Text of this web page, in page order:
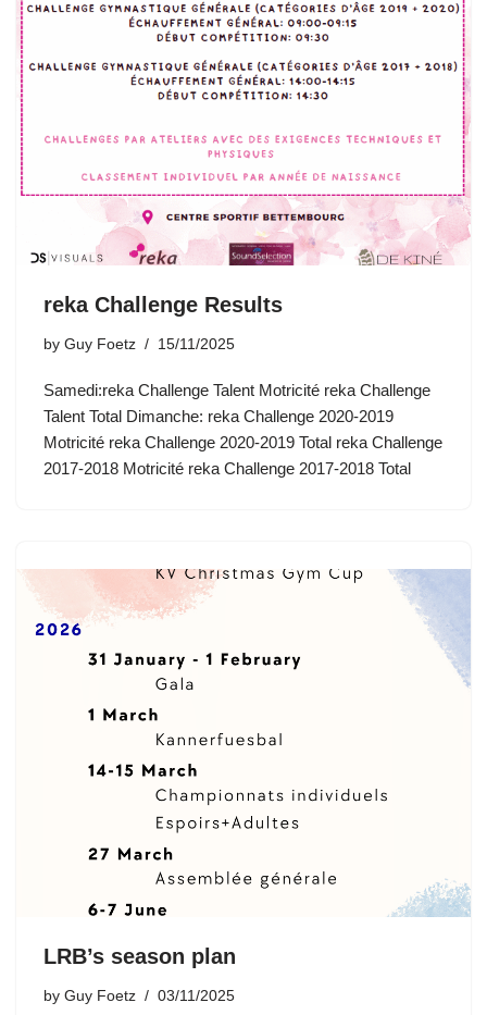
reka Challenge Results
by Guy Foetz 15/11/2025
Samedi:reka Challenge Talent Motricité reka Challenge
Talent Total Dimanche: reka Challenge 2020-2019
Motricité reka Challenge 2020-2019 Total reka Challenge
2017-2018 Motricité reka Challenge 2017-2018 Total
LRB’s season plan
by Guy Foetz 03/11/2025